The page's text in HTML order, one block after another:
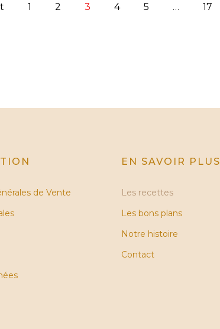
1 2 3 4 5 … 17
de Vente
EN SAVOIR PLUS
Les recettes
Les bons plans
Notre histoire
Contact